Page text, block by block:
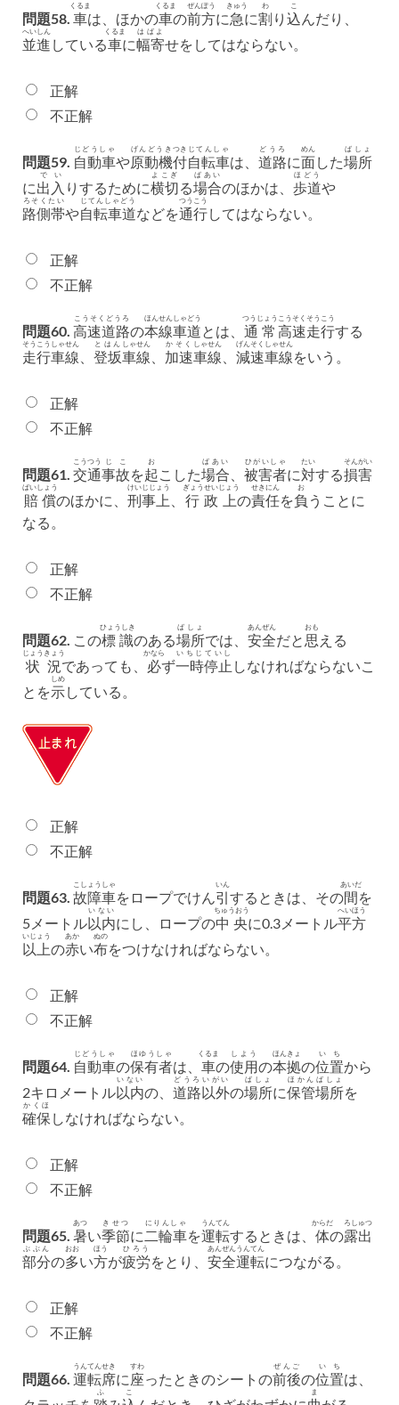
問題58. 車
くるま
は、ほかの車
くるま
の前方
ぜんぽう
に急
きゅう
に割
わ
り 込
こ
んだり、
並進
へいしん
している車
くるま
に幅寄
はばよ
せをしてはならない。
正解
不正解
問題59. 自動車
じどうしゃ
や原動機
げんどうき
付
つき
自転車
じてんしゃ
は、 道路
どうろ
に面
めん
した場所
ばしょ
に出入
でい
りするために横切
よこぎ
る場合
ばあい
のほかは、 歩道
ほどう
や
路側帯
ろそくたい
や自転車道
じてんしゃどう
などを通行
つうこう
してはならない。
正解
不正解
問題60. 高速道路
こうそくどうろ
の本線
ほんせん
車道
しゃどう
とは、 通常
つうじょう
高速
こうそく
走行
そうこう
する
走行
そうこう
車線
しゃせん
登坂
とはん
車線
しゃせん
加速
かそく
車線
しゃせん
減速
げんそく
車線
しゃせん
をいう。
正解
不正解
問題61. 交通
こうつう
事故
じこ
を起
お
こした場合
ばあい
被害者
ひがいしゃ
に対
たい
する損害
そんがい
賠償
ばいしょう
のほかに、 刑事上
けいじじょう
行政上
ぎょうせいじょう
の責任
せきにん
を負
お
うことに
なる。
正解
不正解
問題62. この標識
ひょうしき
のある場所
ばしょ
では、 安全
あんぜん
だと 思
おも
える
状況
じょうきょう
であっても、 必
かなら
ず一時
いちじ
停止
ていし
しなければならないこ
とを示
しめ
している。
正解
不正解
問題63. 故障車
こしょうしゃ
をロープでけん引
いん
するときは、その間
あいだ
を
5メートル以内
いない
にし、ロープの中央
ちゅうおう
に0.3メートル平方
へいほう
以上
いじょう
の赤
あか
い布
ぬの
をつけなければならない。
正解
不正解
問題64. 自動車
じどうしゃ
の保有者
ほゆうしゃ
は、 車
くるま
の使用
しよう
の本拠
ほんきょ
の位置
いち
から
2キロメートル以内
いない
の、 道路
どうろ
以外
いがい
の場所
ばしょ
に保管
ほかん
場所
ばしょ
を
確保
かくほ
しなければならない。
正解
不正解
問題65. 暑
あつ
い季節
きせつ
に 二輪車
にりんしゃ
を運転
うんてん
するときは、 体
からだ
の露出
ろしゅつ
部分
ぶぶん
の多
おお
い方
ほう
が疲労
ひろう
をとり、 安全
あんぜん
運転
うんてん
につながる。
正解
不正解
問題66. 運転席
うんてんせき
に 座
すわ
ったときのシートの前後
ぜんご
の位置
いち
は、
ふ こ ま